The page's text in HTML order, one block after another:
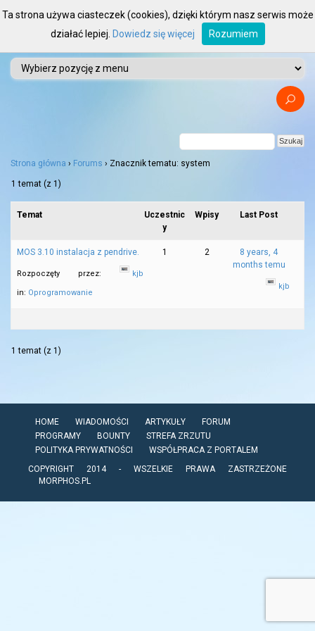
Strona główna › Forums › Znacznik tematu: system
1 temat (z 1)
Temat
Uczestnic
y
Wpisy Last Post
MOS 3.10 instalacja z pendrive.
Rozpoczęty przez: kjb
in: Oprogramowanie
1 2
8 years, 4
months temu
kjb
1 temat (z 1)
HOME WIADOMOŚCI ARTYKUŁY
FORUM
PROGRAMY
BOUNTY
STREFA ZRZUTU
POLITYKA PRYWATNOŚCI
WSPÓŁPRACA Z PORTALEM
COPYRIGHT 2014 - WSZELKIE PRAWA ZASTRZEŻONE
MORPHOS.PL
Ta strona używa ciasteczek (cookies), dzięki którym nasz serwis może
działać lepiej. Dowiedz się więcej Rozumiem